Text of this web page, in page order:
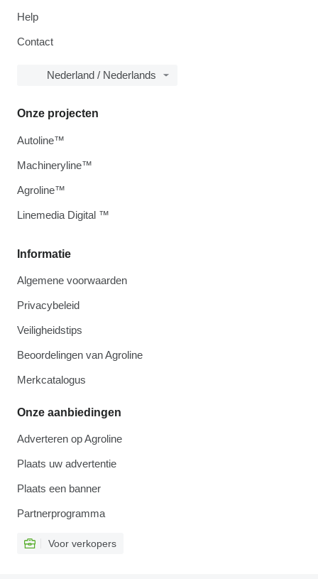
Help
Contact
Nederland / Nederlands
Informatie
Algemene voorwaarden
Privacybeleid
Veiligheidstips
Beoordelingen van Agroline
Merkcatalogus
Onze aanbiedingen
Adverteren op Agroline
Plaats uw advertentie
Plaats een banner
Partnerprogramma
Voor verkopers
Onze projecten
Autoline™
Machineryline™
Agroline™
Linemedia Digital ™